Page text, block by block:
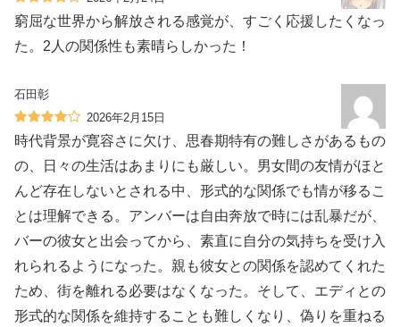
窮屈な世界から解放される感覚が、すごく応援したくなっ
た。2人の関係性も素晴らしかった！
石田彰
2026年2月15日
時代背景が寛容さに欠け、思春期特有の難しさがあるもの
の、日々の生活はあまりにも厳しい。男女間の友情がほと
んど存在しないとされる中、形式的な関係でも情が移るこ
とは理解できる。アンバーは自由奔放で時には乱暴だが、
バーの彼女と出会ってから、素直に自分の気持ちを受け入
れられるようになった。親も彼女との関係を認めてくれた
ため、街を離れる必要はなくなった。そして、エディとの
形式的な関係を維持することも難しくなり、偽りを重ねる